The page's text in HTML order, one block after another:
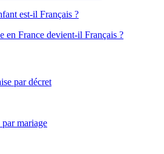
est-il Français ?
en France devient-il Français ?
par décret
mariage